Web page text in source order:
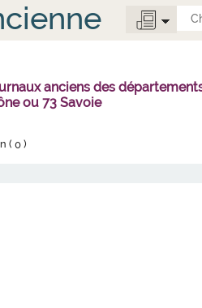
anciens des
ou 73 Savoie
(0 )